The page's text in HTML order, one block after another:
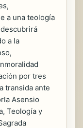
a una teología
a la
por tres
transida ante
Asensio
Teología y